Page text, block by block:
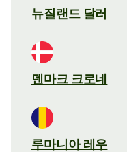
뉴질랜드 달러
덴마크 크로네
루마니아 레우